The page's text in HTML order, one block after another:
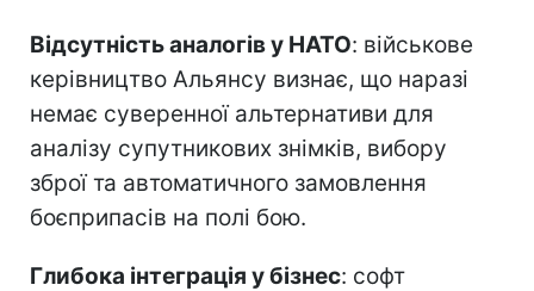
Відсутність аналогів у НАТО: військове
керівництво Альянсу визнає, що наразі
немає суверенної альтернативи для
аналізу супутникових знімків, вибору
зброї та автоматичного замовлення
боєприпасів на полі бою.
Глибока інтеграція у бізнес: софт